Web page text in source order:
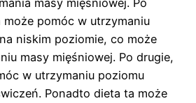
pomóc w utrzymaniu
niskim poziomie, co może
masy mięśniowej. Po drugie,
w utrzymaniu poziomu
Ponadto dieta ta może